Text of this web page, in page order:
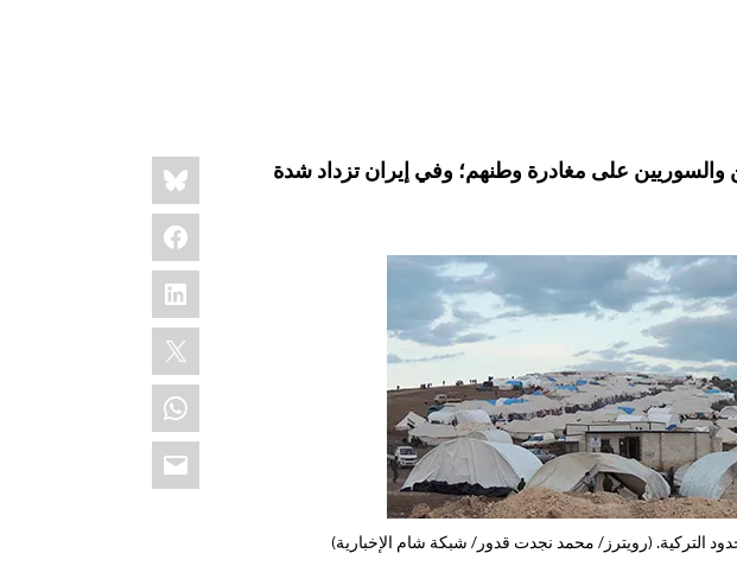
Share
this:
Bluesky
Facebook
LinkedIn
X
WhatsApp
Email
والسوريين على مغادرة وطنهم؛ وفي إيران تزداد شدة
التركية. (رويترز/ محمد نجدت قدور/ شبكة شام الإخبارية)